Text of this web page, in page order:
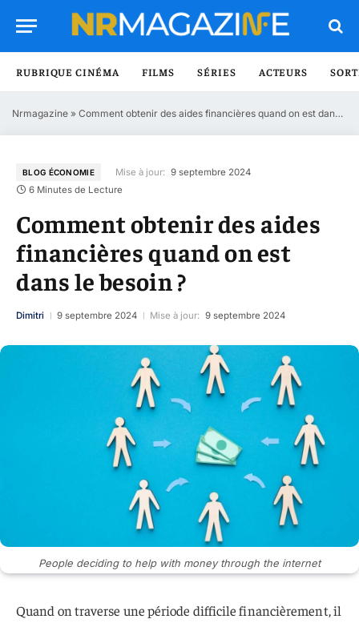
RUBRIQUE CINÉMA FILMS SÉRIES ACTEURS
Nrmagazine » Comment obtenir des aides financières quand on est dans le besoin ?
BLOG ÉCONOMIE Mise à jour: 9 septembre 2024
6 Minutes de Lecture
Comment obtenir des aides
financières quand on est
dans le besoin ?
Dimitri 9 septembre 2024 Mise à jour: 9 septembre 2024
People deciding to help with money through the internet
Quand on traverse une période difficile financièrement, il